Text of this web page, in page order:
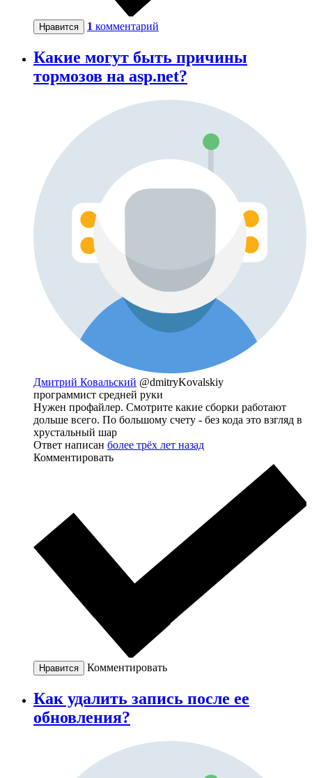
Нравится 1 комментарий
Какие могут быть причины
тормозов на asp.net?
Дмитрий Ковальский @dmitryKovalskiy
программист средней руки
Нужен профайлер. Смотрите какие сборки работают
дольше всего. По большому счету - без кода это взгляд в
хрустальный шар
Ответ написан более трёх лет назад
Комментировать
Нравится Комментировать
Как удалить запись после ее
обновления?